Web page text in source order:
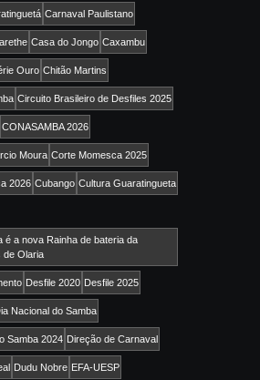
Carnaval Paulistano
Casa do Jongo Caxambu
Ouro Chitão Martins
Circuito Brasileiro de Desfiles 2025
CONASAMBA 2026
Moura Corte Momesca 2025
2026 Cubango Cultura Guaratingueta
é a nova Rainha de bateria da
de Olaria
Desfile 2020 Desfile 2025
Nacional do Samba
Samba 2024 Direção de Carnaval
Dudu Nobre EFA-UESP